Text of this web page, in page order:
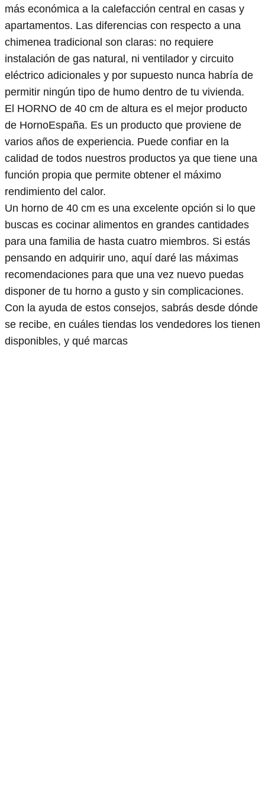
más económica a la calefacción central en casas y
apartamentos. Las diferencias con respecto a una
chimenea tradicional son claras: no requiere
instalación de gas natural, ni ventilador y circuito
eléctrico adicionales y por supuesto nunca habría de
permitir ningún tipo de humo dentro de tu vivienda.
El HORNO de 40 cm de altura es el mejor producto
de HornoEspaña. Es un producto que proviene de
varios años de experiencia. Puede confiar en la
calidad de todos nuestros productos ya que tiene una
función propia que permite obtener el máximo
rendimiento del calor.
Un horno de 40 cm es una excelente opción si lo que
buscas es cocinar alimentos en grandes cantidades
para una familia de hasta cuatro miembros. Si estás
pensando en adquirir uno, aquí daré las máximas
recomendaciones para que una vez nuevo puedas
disponer de tu horno a gusto y sin complicaciones.
Con la ayuda de estos consejos, sabrás desde dónde
se recibe, en cuáles tiendas los vendedores los tienen
disponibles, y qué marcas